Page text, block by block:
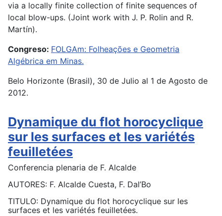
via a locally finite collection of finite sequences of
local blow-ups. (Joint work with J. P. Rolin and R.
Martín).
Congreso: FOLGAm: Folheações e Geometria
Algébrica em Minas.
Belo Horizonte (Brasil), 30 de Julio al 1 de Agosto de
2012.
Dynamique du flot horocyclique
sur les surfaces et les variétés
feuilletées
Conferencia plenaria de F. Alcalde
AUTORES: F. Alcalde Cuesta, F. Dal’Bo
TITULO: Dynamique du flot horocyclique sur les
surfaces et les variétés feuilletées.